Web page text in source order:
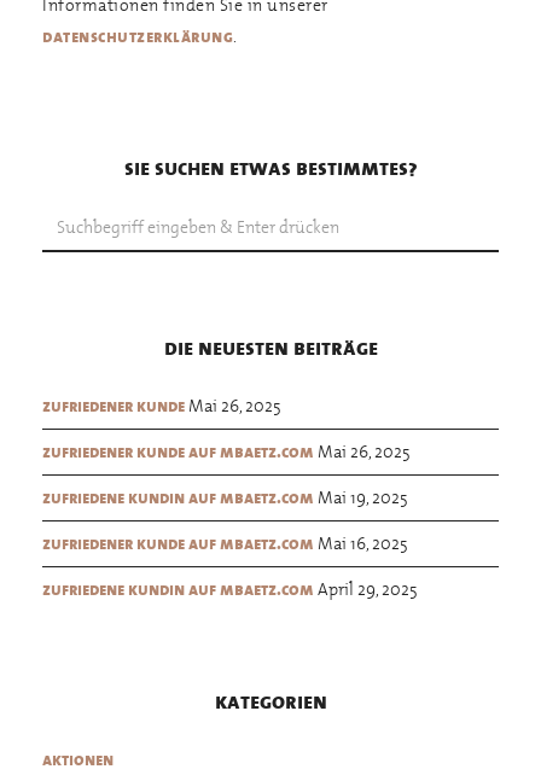
datenschutzerklärung.
sie suchen etwas bestimmtes?
die neuesten beiträge
zufriedener kunde Mai 26, 2025
zufriedener kunde auf mbaetz.com Mai 26, 2025
zufriedene kundin auf mbaetz.com Mai 19, 2025
zufriedener kunde auf mbaetz.com Mai 16, 2025
zufriedene kundin auf mbaetz.com April 29, 2025
kategorien
aktionen